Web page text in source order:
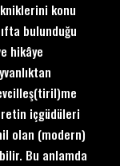
konu
bulunduğu
hikâye
içgüdüleri
olan (modern)
Bu anlamda